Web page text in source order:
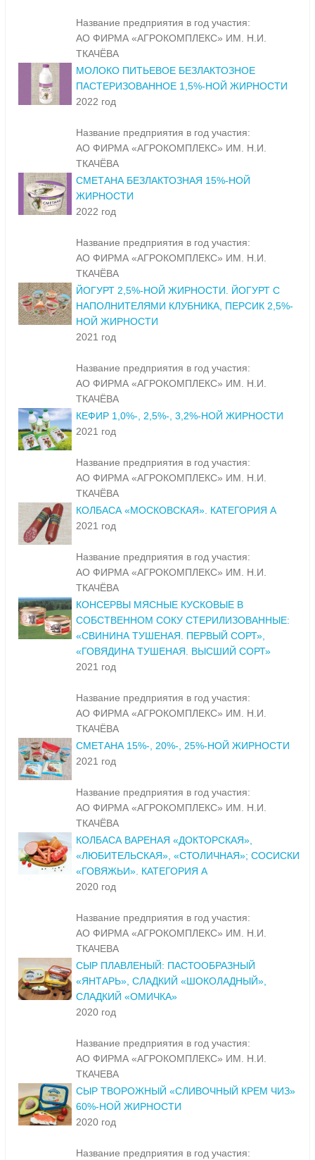
Название предприятия в год участия:
АО ФИРМА «АГРОКОМПЛЕКС» ИМ. Н.И.
ТКАЧЁВА
МОЛОКО ПИТЬЕВОЕ БЕЗЛАКТОЗНОЕ
ПАСТЕРИЗОВАННОЕ 1,5%-НОЙ ЖИРНОСТИ
2022 год
Название предприятия в год участия:
АО ФИРМА «АГРОКОМПЛЕКС» ИМ. Н.И.
ТКАЧЁВА
СМЕТАНА БЕЗЛАКТОЗНАЯ 15%-НОЙ
ЖИРНОСТИ
2022 год
Название предприятия в год участия:
АО ФИРМА «АГРОКОМПЛЕКС» ИМ. Н.И.
ТКАЧЁВА
ЙОГУРТ 2,5%-НОЙ ЖИРНОСТИ. ЙОГУРТ С
НАПОЛНИТЕЛЯМИ КЛУБНИКА, ПЕРСИК 2,5%-
НОЙ ЖИРНОСТИ
2021 год
Название предприятия в год участия:
АО ФИРМА «АГРОКОМПЛЕКС» ИМ. Н.И.
ТКАЧЁВА
КЕФИР 1,0%-, 2,5%-, 3,2%-НОЙ ЖИРНОСТИ
2021 год
Название предприятия в год участия:
АО ФИРМА «АГРОКОМПЛЕКС» ИМ. Н.И.
ТКАЧЁВА
КОЛБАСА «МОСКОВСКАЯ». КАТЕГОРИЯ А
2021 год
Название предприятия в год участия:
АО ФИРМА «АГРОКОМПЛЕКС» ИМ. Н.И.
ТКАЧЁВА
КОНСЕРВЫ МЯСНЫЕ КУСКОВЫЕ В
СОБСТВЕННОМ СОКУ СТЕРИЛИЗОВАННЫЕ:
«СВИНИНА ТУШЕНАЯ. ПЕРВЫЙ СОРТ»,
«ГОВЯДИНА ТУШЕНАЯ. ВЫСШИЙ СОРТ»
2021 год
Название предприятия в год участия:
АО ФИРМА «АГРОКОМПЛЕКС» ИМ. Н.И.
ТКАЧЁВА
СМЕТАНА 15%-, 20%-, 25%-НОЙ ЖИРНОСТИ
2021 год
Название предприятия в год участия:
АО ФИРМА «АГРОКОМПЛЕКС» ИМ. Н.И.
ТКАЧЁВА
КОЛБАСА ВАРЕНАЯ «ДОКТОРСКАЯ»,
«ЛЮБИТЕЛЬСКАЯ», «СТОЛИЧНАЯ»; СОСИСКИ
«ГОВЯЖЬИ». КАТЕГОРИЯ А
2020 год
Название предприятия в год участия:
АО ФИРМА «АГРОКОМПЛЕКС» ИМ. Н.И.
ТКАЧЕВА
СЫР ПЛАВЛЕНЫЙ: ПАСТООБРАЗНЫЙ
«ЯНТАРЬ», СЛАДКИЙ «ШОКОЛАДНЫЙ»,
СЛАДКИЙ «ОМИЧКА»
2020 год
Название предприятия в год участия:
АО ФИРМА «АГРОКОМПЛЕКС» ИМ. Н.И.
ТКАЧЕВА
СЫР ТВОРОЖНЫЙ «СЛИВОЧНЫЙ КРЕМ ЧИЗ»
60%-НОЙ ЖИРНОСТИ
2020 год
Название предприятия в год участия: